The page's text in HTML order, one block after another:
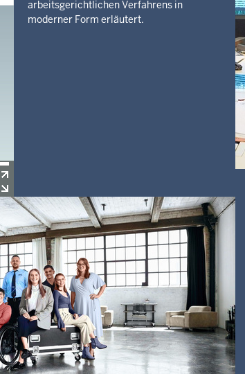
arbeitsgerichtlichen Verfahrens in
moderner Form erläutert.